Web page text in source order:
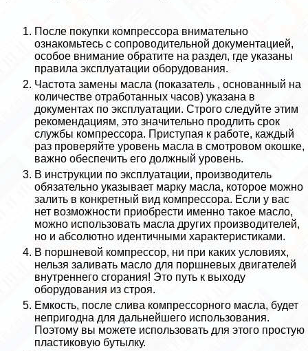
После покупки компрессора внимательно
ознакомьтесь с сопроводительной документацией,
особое внимание обратите на раздел, где указаны
правила эксплуатации оборудования.
Частота замены масла (показатель , основанный на
количестве отработанных часов) указана в
документах по эксплуатации. Строго следуйте этим
рекомендациям, это значительно продлить срок
службы компрессора. Приступая к работе, каждый
раз проверяйте уровень масла в смотровом окошке,
важно обеспечить его должный уровень.
В инструкции по эксплуатации, производитель
обязательно указывает марку масла, которое можно
залить в конкретный вид компрессора. Если у вас
нет возможности приобрести именно такое масло,
можно использовать масла других производителей,
но и абсолютно идентичными хаpaктеристиками.
В поршневой компрессор, ни при каких условиях,
нельзя заливать масло для поршневых двигателей
внутреннего сгорания! Это путь к выходу
оборудования из строя.
Емкость, после слива компрессорного масла, будет
непригодна для дальнейшего использования.
Поэтому вы можете использовать для этого простую
пластиковую бутылку.